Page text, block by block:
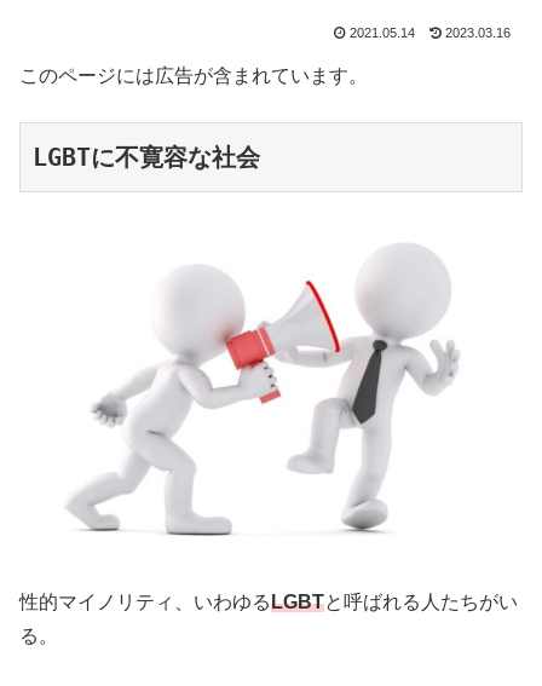
2021.05.14 2023.03.16
このページには広告が含まれています。
LGBTに不寛容な社会
性的マイノリティ、いわゆるLGBTと呼ばれる人たちがい
る。